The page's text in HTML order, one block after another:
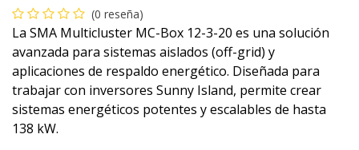
(0 reseña)
La SMA Multicluster MC-Box 12-3-20 es una solución
avanzada para sistemas aislados (off-grid) y
aplicaciones de respaldo energético. Diseñada para
trabajar con inversores Sunny Island, permite crear
sistemas energéticos potentes y escalables de hasta
138 kW.